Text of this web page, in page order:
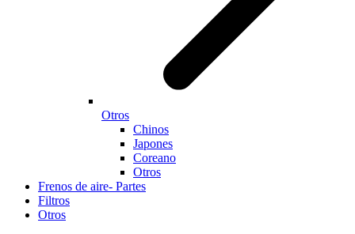
Otros
Chinos
Japones
Coreano
Otros
Frenos de aire- Partes
Filtros
Otros